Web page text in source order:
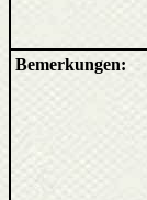
Bemerkungen: